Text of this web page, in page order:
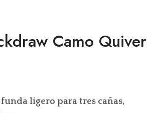
Camo Quiver
ligero para tres cañas,